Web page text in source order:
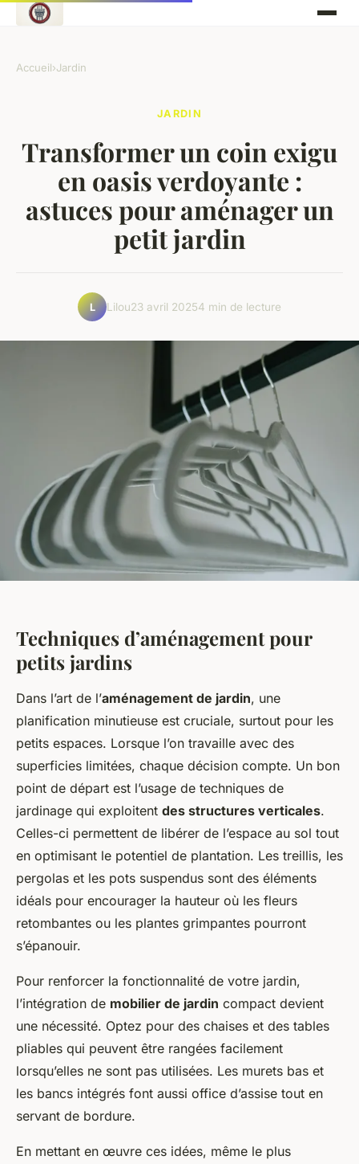
Accueil›Jardin
JARDIN
Transformer un coin exigu
en oasis verdoyante :
astuces pour aménager un
petit jardin
L Lilou23 avril 20254 min de lecture
Techniques d’aménagement pour
petits jardins
Dans l’art de l’aménagement de jardin, une
planification minutieuse est cruciale, surtout pour les
petits espaces. Lorsque l’on travaille avec des
superficies limitées, chaque décision compte. Un bon
point de départ est l’usage de techniques de
jardinage qui exploitent des structures verticales.
Celles-ci permettent de libérer de l’espace au sol tout
en optimisant le potentiel de plantation. Les treillis, les
pergolas et les pots suspendus sont des éléments
idéals pour encourager la hauteur où les fleurs
retombantes ou les plantes grimpantes pourront
s’épanouir.
Pour renforcer la fonctionnalité de votre jardin,
l’intégration de mobilier de jardin compact devient
une nécessité. Optez pour des chaises et des tables
pliables qui peuvent être rangées facilement
lorsqu’elles ne sont pas utilisées. Les murets bas et
les bancs intégrés font aussi office d’assise tout en
servant de bordure.
En mettant en œuvre ces idées, même le plus